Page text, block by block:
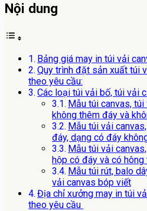
Nội dung
Bảng giá may in túi vải
Quy trình đặt sản xuất túi
theo yêu cầu:
Các loại túi vải bố, túi vải
Mẫu túi canvas,
không thêm đáy và
Mẫu túi vải
đáy, dạng có đáy
Mẫu túi vải
hộp có đáy và có hông
Mẫu túi rút, balo
vải canvas bóp viết
Địa chỉ xưởng may in túi
theo yêu cầu